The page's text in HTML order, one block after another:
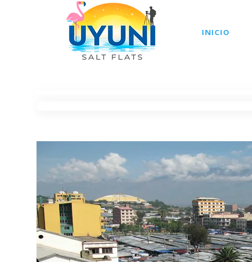
INICIO